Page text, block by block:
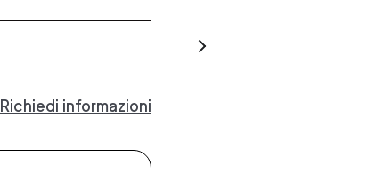
Richiedi informazioni